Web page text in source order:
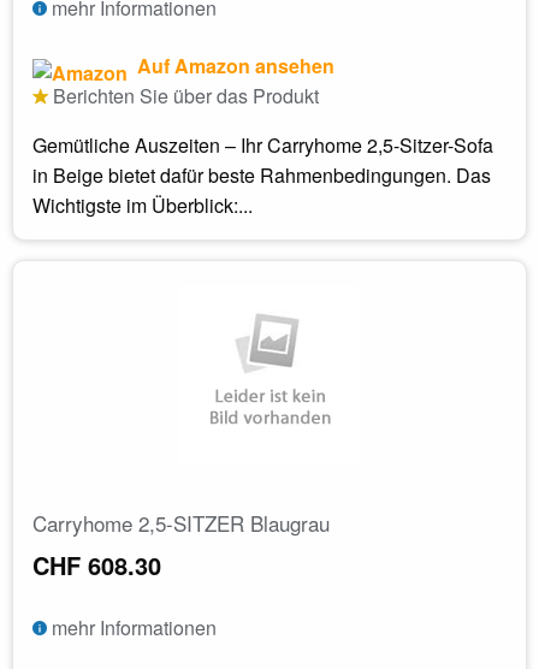
mehr Informationen
Auf Amazon ansehen
Berichten Sie über das Produkt
Gemütliche Auszeiten – Ihr Carryhome 2,5-Sitzer-Sofa
in Beige bietet dafür beste Rahmenbedingungen. Das
Wichtigste im Überblick:...
Carryhome 2,5-SITZER Blaugrau
CHF 608.30
mehr Informationen